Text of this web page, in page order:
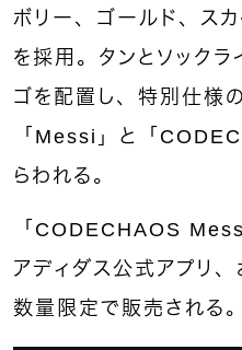
ボリー、ゴールド、ス
を採用。タンとソック
ゴを配置し、特別仕様
「Messi」と「
らわれる。
「CODECHAOS
アディダス公式アプリ
数量限定で販売される。